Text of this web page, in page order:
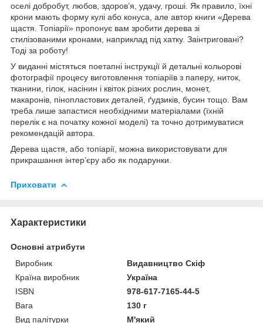
оселі добробут, любов, здоров’я, удачу, гроші. Як правило, їхні
крони мають форму кулі або конуса, але автор книги «Дерева
щастя. Топіарії» пропонує вам зробити дерева зі
стилізованими кронами, наприклад під хатку. Заінтриговані?
Тоді за роботу!
У виданні містяться поетапні інструкції й детальні кольорові
фотографії процесу виготовлення топіаріїв з паперу, ниток,
тканини, гілок, насінин і квіток різних рослин, монет,
макаронів, пінопластових деталей, ґудзиків, бусин тощо. Вам
треба лише запастися необхідними матеріалами (їхній
перелік є на початку кожної моделі) та точно дотримуватися
рекомендацій автора.
Дерева щастя, або топіарії, можна використовувати для
прикрашання інтер’єру або як подарунки.
Приховати
Характеристики
Основні атрибути
Виробник
Видавництво Скіф
Країна виробник
Україна
ISBN
978-617-7165-44-5
Вага
130 г
Вид палітурки
М'який